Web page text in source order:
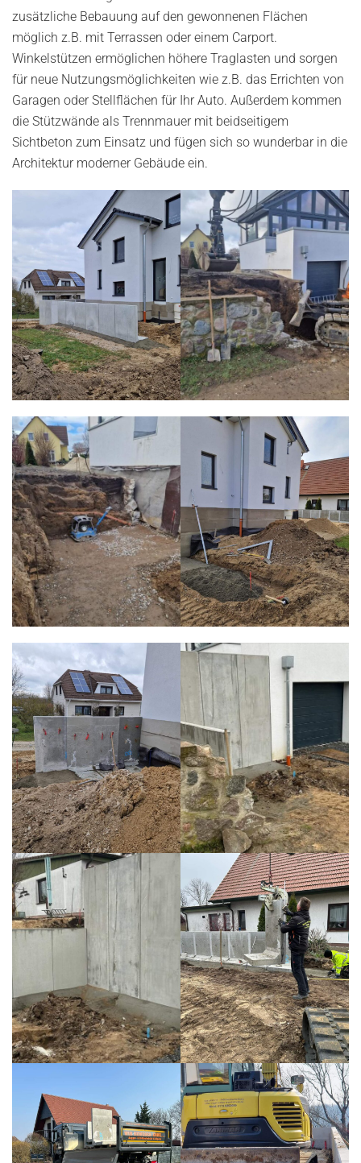
zusätzliche Bebauung auf den gewonnenen Flächen
möglich z.B. mit Terrassen oder einem Carport.
Winkelstützen ermöglichen höhere Traglasten und sorgen
für neue Nutzungsmöglichkeiten wie z.B. das Errichten von
Garagen oder Stellflächen für Ihr Auto. Außerdem kommen
die Stützwände als Trennmauer mit beidseitigem
Sichtbeton zum Einsatz und fügen sich so wunderbar in die
Architektur moderner Gebäude ein.